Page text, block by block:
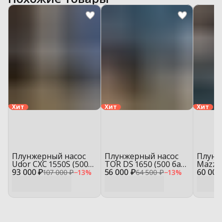
Хит
93 000 ₽107 000 ₽−13%
Плунжерный насос
Udor CXC 1550S (500
бар, 15 л/мин)
Хит
56 000 ₽64 500 ₽−13%
Плунжерный насос
TOR DS 1650 (500 бар,
16 л/мин)
Хит
60
(150